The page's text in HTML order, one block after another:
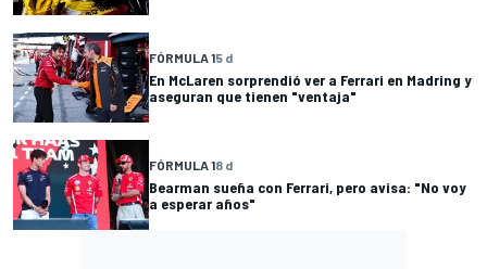
FÓRMULA 15 d
En McLaren sorprendió ver a Ferrari en Madring y
aseguran que tienen "ventaja"
FÓRMULA 18 d
Bearman sueña con Ferrari, pero avisa: "No voy
a esperar años"